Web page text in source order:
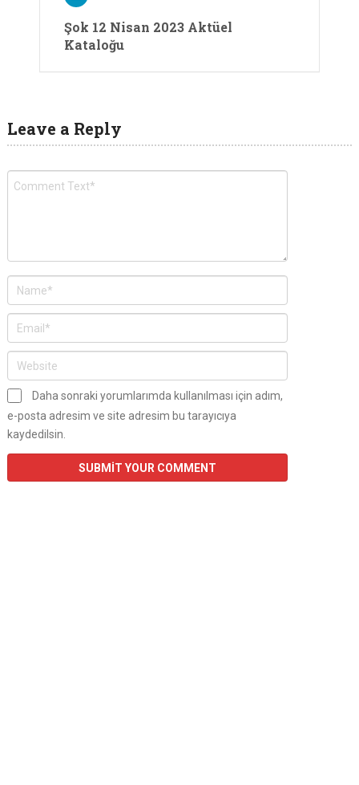
Şok 12 Nisan 2023 Aktüel
Kataloğu
Leave a Reply
Daha sonraki yorumlarımda kullanılması için adım,
e-posta adresim ve site adresim bu tarayıcıya
kaydedilsin.